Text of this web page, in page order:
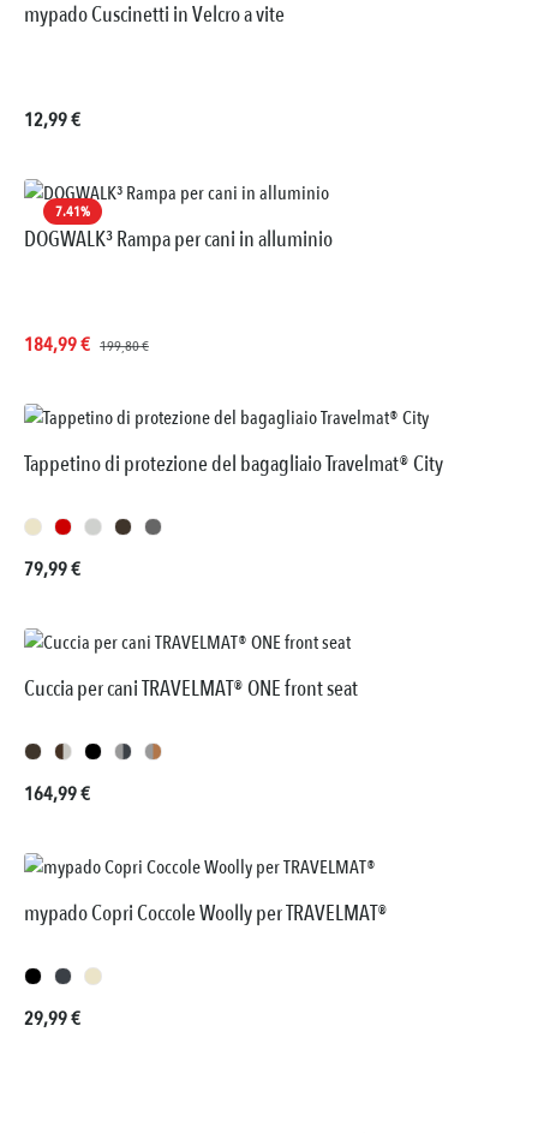
mypado Cuscinetti in Velcro a vite
Prezzo normale:
12,99 €
7.41%
DOGWALK³ Rampa per cani in alluminio
Prezzo di vendita:
184,99 € Prezzo normale:
199,80 €
Tappetino di protezione del bagagliaio Travelmat® City
Prezzo normale:
79,99 €
Cuccia per cani TRAVELMAT® ONE front seat
Prezzo normale:
164,99 €
mypado Copri Coccole Woolly per TRAVELMAT®
Prezzo normale:
29,99 €